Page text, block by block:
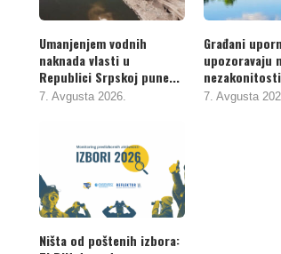
Umanjenjem vodnih
naknada vlasti u
Republici Srpskoj pune...
7. Avgusta 2026.
Građani
upozoravaju
7. Avgusta
Ništa od poštenih izbora: